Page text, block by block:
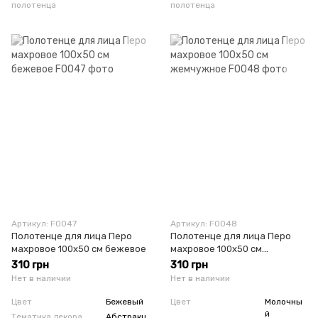
полотенца
полотенца
Артикул: F0047
Полотенце для лица Перо
махровое 100х50 см бежевое
310 грн
Нет в наличии
Цвет
Бежевый
Артикул: F0048
Полотенце для лица Перо
махровое 100х50 см
жемчужное
310 грн
Нет в наличии
Цвет
Молочны
й